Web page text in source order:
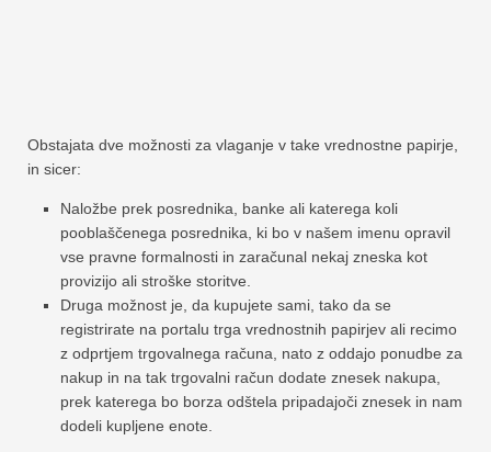
Obstajata dve možnosti za vlaganje v take vrednostne papirje,
in sicer:
Naložbe prek posrednika, banke ali katerega koli
pooblaščenega posrednika, ki bo v našem imenu opravil
vse pravne formalnosti in zaračunal nekaj zneska kot
provizijo ali stroške storitve.
Druga možnost je, da kupujete sami, tako da se
registrirate na portalu trga vrednostnih papirjev ali recimo
z odprtjem trgovalnega računa, nato z oddajo ponudbe za
nakup in na tak trgovalni račun dodate znesek nakupa,
prek katerega bo borza odštela pripadajoči znesek in nam
dodeli kupljene enote.